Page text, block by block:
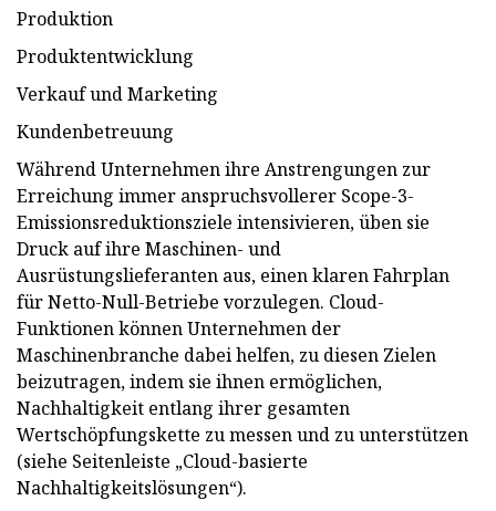
Produktion
Produktentwicklung
Verkauf und Marketing
Kundenbetreuung
Während Unternehmen ihre Anstrengungen zur
Erreichung immer anspruchsvollerer Scope-3-
Emissionsreduktionsziele intensivieren, üben sie
Druck auf ihre Maschinen- und
Ausrüstungslieferanten aus, einen klaren Fahrplan
für Netto-Null-Betriebe vorzulegen. Cloud-
Funktionen können Unternehmen der
Maschinenbranche dabei helfen, zu diesen Zielen
beizutragen, indem sie ihnen ermöglichen,
Nachhaltigkeit entlang ihrer gesamten
Wertschöpfungskette zu messen und zu unterstützen
(siehe Seitenleiste „Cloud-basierte
Nachhaltigkeitslösungen“).